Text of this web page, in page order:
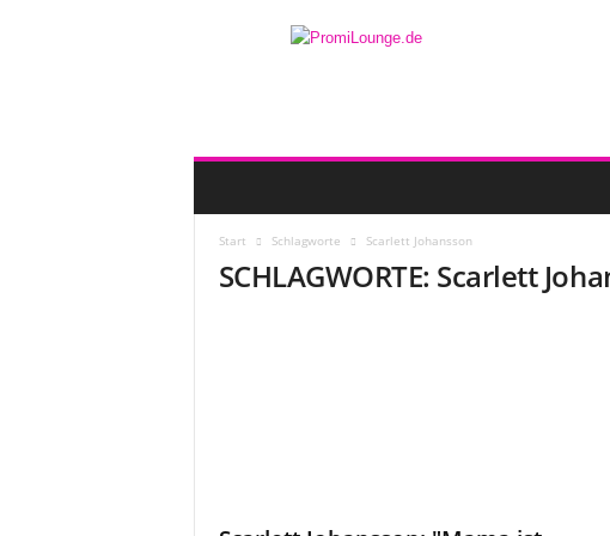
Start Schlagworte Scarlett Johansson
SCHLAGWORTE: Scarlett